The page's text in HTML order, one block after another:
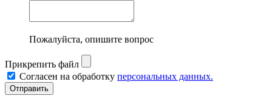
Пожалуйста, опишите вопрос
Прикрепить файл
Согласен на обработку персональных данных.